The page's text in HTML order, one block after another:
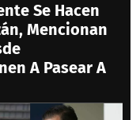
Se Hacen
Mencionan
A Pasear A